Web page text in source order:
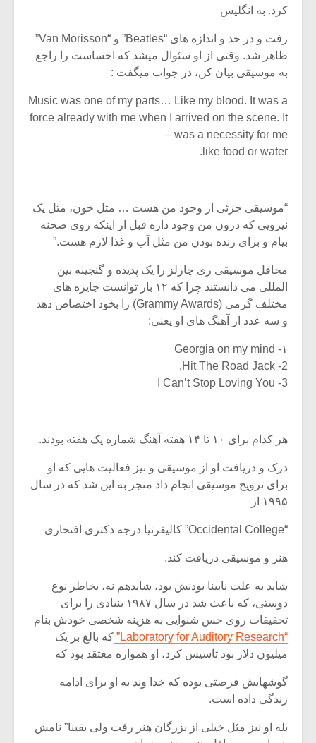
کرد. به انگلیس
رفت و در حد و اندازه های “Beatles” و “Van Morisson”
ظاهر شد. وقتی از او سئوال میشد که احساست را راجع
به موسیقی بیان کن، در جواب میگفت :
Music was one of my parts… Like my blood. It was a
force already with me when I arrived on the scene. It
was a necessity for me –
like food or water.
“موسیقی جزئی از وجود من هست … مثل خون، مثل یک
نیرویی که درون من وجود داره قبل از اینکه روی صحنه
بیام و برای زنده بودن من مثل آب و غذا لازم هست.”
محافل موسیقی ری چارلز را یک پدیده و گنجینه بین
المللی می دانستند چرا که ۱۲ بار توانست جایزه های
مختلف گرمی (Grammy Awards) را بخود اختصاص دهد
و سه عدد از آهنگ های او یعنی:
۱- Georgia on my mind
2- Hit The Road Jack,
3- I Can’t Stop Loving You
هر کدام برای ۱۰ تا ۱۴ هفته آهنگ شماره یک هفته بودند.
درک و دریافت او از موسیقی و نیز فعالیت هایی که او
برای ترویج موسیقی انجام داد منجر به این شد که در سال
۱۹۹۵ از
“Occidental College” کالیفرنیا درجه دکتری افتخاری
هنر و موسیقی دریافت کند.
شاید به علت نابینا بودنش بود، شایدهم نه، بخاطر نوع
دوستی، که باعث شد در سال ۱۹۸۷ بنیادی را برای
تحقیقات روی حس شنوایی به هزینه شخصی خودش بنام
“Laboratory for Auditory Research”
که بالغ بر یک
میلیون دلار بود تاسیس کرد، او همواره معتقد بود که
گوشهایش فرصتی بوده که خدا وند به او برای ادامه
زندگی داده است.
بله او نیز مثل خیلی از بزرگان هنر رفت ولی یقینا” نامش